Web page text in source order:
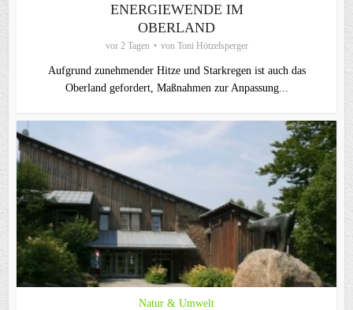
ENERGIEWENDE IM
OBERLAND
vor 2 Tagen von Toni Hötzelsperger
Aufgrund zunehmender Hitze und Starkregen ist auch das
Oberland gefordert, Maßnahmen zur Anpassung...
Natur & Umwelt